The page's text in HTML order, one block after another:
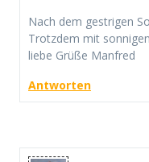
Nach dem gestrigen
Trotzdem mit
liebe Grüße Manfred
Antworten